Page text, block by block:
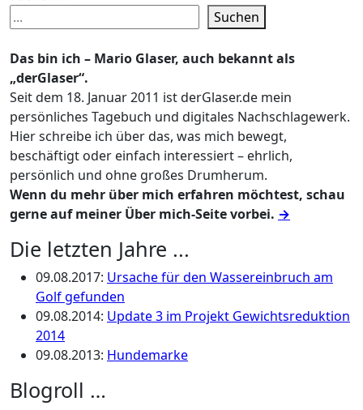
Suchen
Das bin ich – Mario Glaser, auch bekannt als
„derGlaser“.
Seit dem 18. Januar 2011 ist derGlaser.de mein
persönliches Tagebuch und digitales Nachschlagewerk.
Hier schreibe ich über das, was mich bewegt,
beschäftigt oder einfach interessiert – ehrlich,
persönlich und ohne großes Drumherum.
Wenn du mehr über mich erfahren möchtest, schau
gerne auf meiner Über mich-Seite vorbei. →
Die letzten Jahre ...
09.08.2017: Ursache für den Wassereinbruch am
Golf gefunden
09.08.2014: Update 3 im Projekt Gewichtsreduktion
2014
09.08.2013: Hundemarke
Blogroll …